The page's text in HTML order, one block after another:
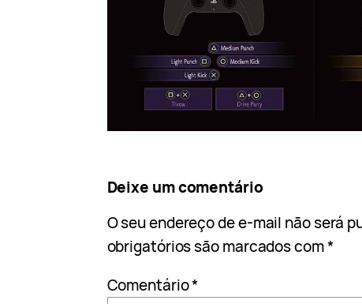
Deixe um comentário
O seu endereço de e-mail não será
obrigatórios são marcados com*
Comentário*